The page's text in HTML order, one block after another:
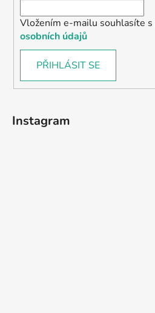
Vložením e-mailu souhlasíte s
osobních údajů
PŘIHLÁSIT SE
Instagram